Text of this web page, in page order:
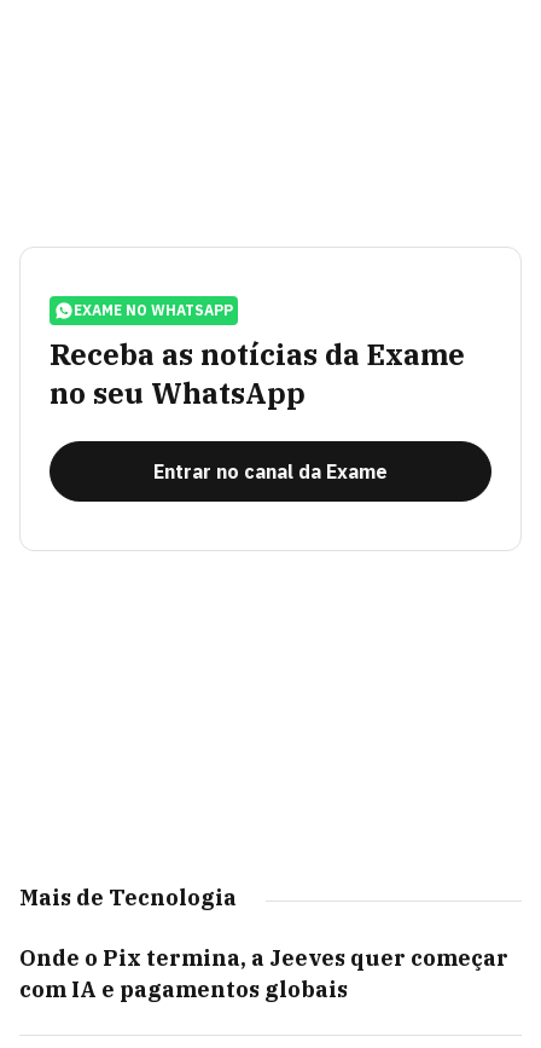
EXAME NO WHATSAPP
Receba as notícias da Exame
no seu WhatsApp
Entrar no canal da Exame
Mais de Tecnologia
Onde o Pix termina, a Jeeves quer começar
com IA e pagamentos globais